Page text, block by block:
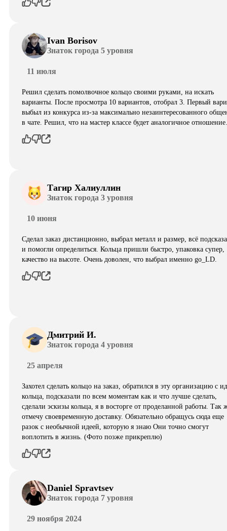
Ivan Borisov
Знаток города 5 уровня
11 июля
Решил сделать помолвочное кольцо своими руками, на искать
варианты. После просмотра 10 вариантов, отобрал 3. Первый
выбыл из конкурса из-за максимально незаинтересованного
в чате. Решил, что на мастер классе будет аналогичное
Тагир Халиуллин
Знаток города 3 уровня
10 июня
Сделал заказ дистанционно, выбрал металл и размер, всё
и помогли определиться. Кольца пришли быстро, упаковка супер,
качество на высоте. Очень доволен, что выбрал именно go_LD.
Дмитрий И.
Знаток города 4 уровня
25 апреля
Захотел сделать кольцо на заказ, обратился в эту организацию с
кольца, подсказали по всем моментам как и что лучше сделать,
сделали эскизы кольца, я в восторге от проделанной работы. Так
отмечу своевременную доставку. Обязательно обращусь сюда еще
разок с необычной идеей, которую я знаю Они точно смогут
воплотить в жизнь. (Фото позже прикреплю)
Daniel Spravtsev
Знаток города 7 уровня
29 ноября 2024